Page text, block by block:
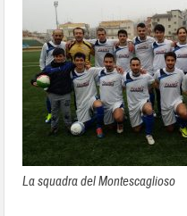
La squadra del Montescaglioso